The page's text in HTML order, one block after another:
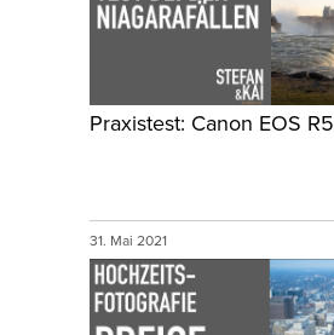
Praxistest: Canon EOS R5
31. Mai 2021